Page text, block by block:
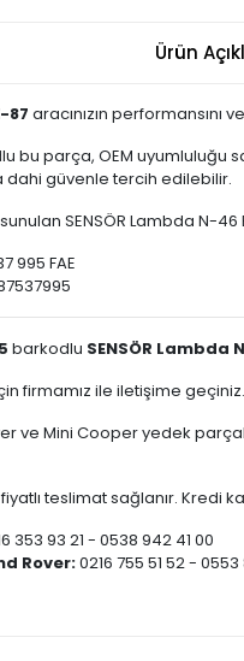
Ürün
87 aracınızın
bu parça, OEM
dahi güvenle tercih edilebilir.
SENSÖR Lambda N-
995 FAE
barkodlu SENSÖR Lambda
firmamız ile iletişime
ve Mini Cooper yedek
teslimat sağlanır. Kredi
353 93 21 - 0538 942 41 00
Rover:0216 755 51 52 - 0553